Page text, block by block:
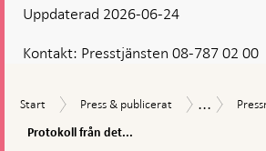
Kontakt: Presstjänsten 08-787 02 00
Uppdaterad 2026-06-24
Start
Start
Press
publicerat
Press & publicerat
Nyheter
...
Protokoll från det...